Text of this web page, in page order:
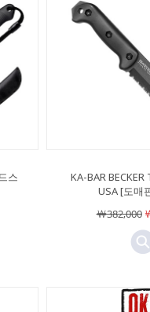
스
KA-BAR BECKER
USA [도매
￦382,000